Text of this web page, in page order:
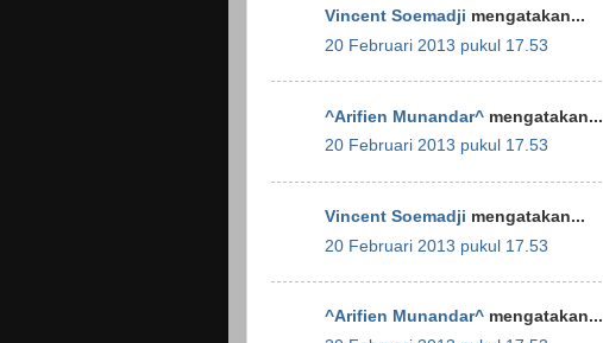
Vincent Soemadji mengatakan...
20 Februari 2013 pukul 17.53
^Arifien Munandar^ mengatakan...
20 Februari 2013 pukul 17.53
Vincent Soemadji mengatakan...
20 Februari 2013 pukul 17.53
^Arifien Munandar^ mengatakan...